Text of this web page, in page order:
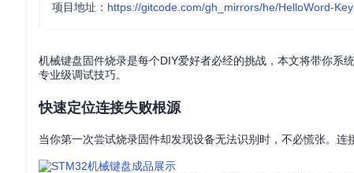
项目地址： https://gitcode.com/gh_mirrors/he/HelloWord-
机械键盘固件烧录是每个DIY爱好者必经的挑战，本文将带你系
专业级调试技巧。
快速定位连接失败根源
当你第一次尝试烧录固件却发现设备无法识别时，不必慌张。连